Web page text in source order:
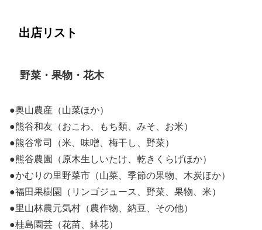
出店リスト
野菜・果物・花木
●奥山農産（山菜ほか）
●熊谷和友（おこわ、もち類、みそ、お米）
●熊谷常司（米、味噌、梅干し、野菜）
●熊谷農園（原木生しいたけ、乾きくらげほか）
●かむりの里野菜市（山菜、季節の果物、木炭ほか）
●福田果樹園（リンゴジュース、野菜、果物、米）
●里山林農元気村（農作物、納豆、その他）
●桂島園芸（花苗、鉢花）